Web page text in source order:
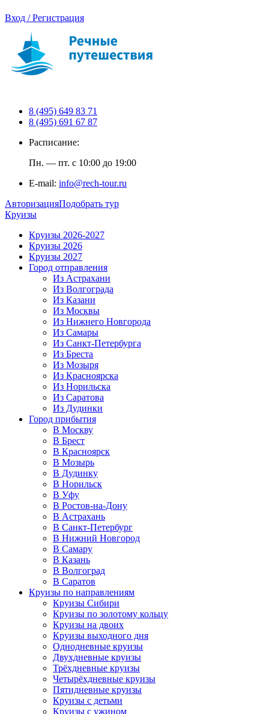
Вход / Регистрация
8 (495) 649 83 71
8 (495) 691 67 87
Расписание:
Пн. — пт. с 10:00 до 19:00
E-mail: info@rech-tour.ru
АвторизацияПодобрать тур
Круизы
Круизы 2026-2027
Круизы 2026
Круизы 2027
Город отправления
Из Астрахани
Из Волгограда
Из Казани
Из Москвы
Из Нижнего Новгорода
Из Самары
Из Санкт-Петербурга
Из Бреста
Из Мозыря
Из Красноярска
Из Норильска
Из Саратова
Из Дудинки
Город прибытия
В Москву
В Брест
В Красноярск
В Мозырь
В Дудинку
В Норильск
В Уфу
В Ростов-на-Дону
В Астрахань
В Санкт-Петербург
В Нижний Новгород
В Самару
В Казань
В Волгоград
В Саратов
Круизы по направлениям
Круизы Сибири
Круизы по золотому кольцу
Круизы на двоих
Круизы выходного дня
Однодневные круизы
Двухдневные круизы
Трёхдневные круизы
Четырёхдневные круизы
Пятидневные круизы
Круизы с детьми
Круизы с ужином